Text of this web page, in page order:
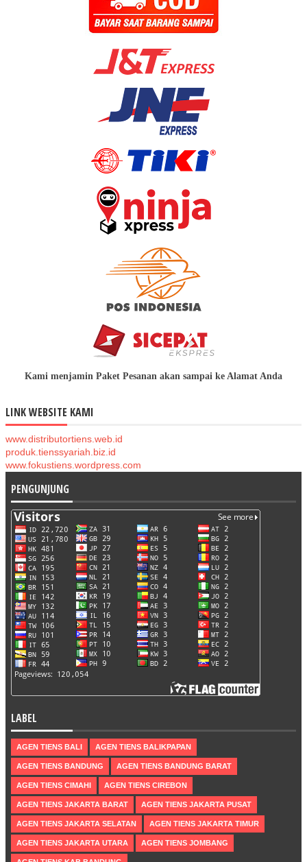
Kami menjamin Paket Pesanan akan sampai ke Alamat Anda
LINK WEBSITE KAMI
www.distributortiens.web.id
produk.tienssyariah.biz.id
www.fokustiens.wordpress.com
PENGUNJUNG
LABEL
AGEN TIENS BALI AGEN TIENS BALIKPAPAN
AGEN TIENS BANDUNG AGEN TIENS BANDUNG BARAT
AGEN TIENS CIMAHI AGEN TIENS CIREBON
AGEN TIENS JAKARTA BARAT AGEN TIENS JAKARTA PUSAT
AGEN TIENS JAKARTA SELATAN AGEN TIENS JAKARTA TIMUR
AGEN TIENS JAKARTA UTARA AGEN TIENS JOMBANG